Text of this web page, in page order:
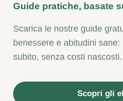
Guide pratiche, basate
Scarica le nostre guide
benessere e abitudini
subito, senza costi nascosti.
Scopri gli